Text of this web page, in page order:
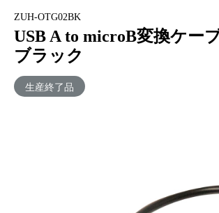
ZUH-OTG02BK
USB A to microB変換ケー
ブラック
生産終了品